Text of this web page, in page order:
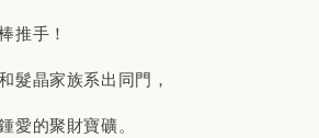
推手！
髮晶家族系出同門，
愛的聚財寶礦。